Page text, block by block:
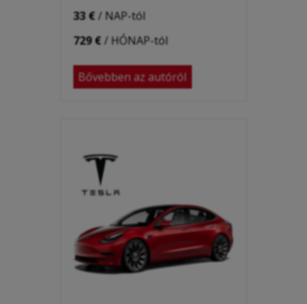
33 €/ NAP-tól
729 €/ HÓNAP-tól
Bővebben az autóról